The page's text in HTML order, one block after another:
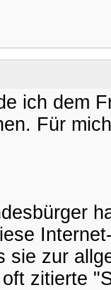
ich dem
Für
sie zur
zitierte